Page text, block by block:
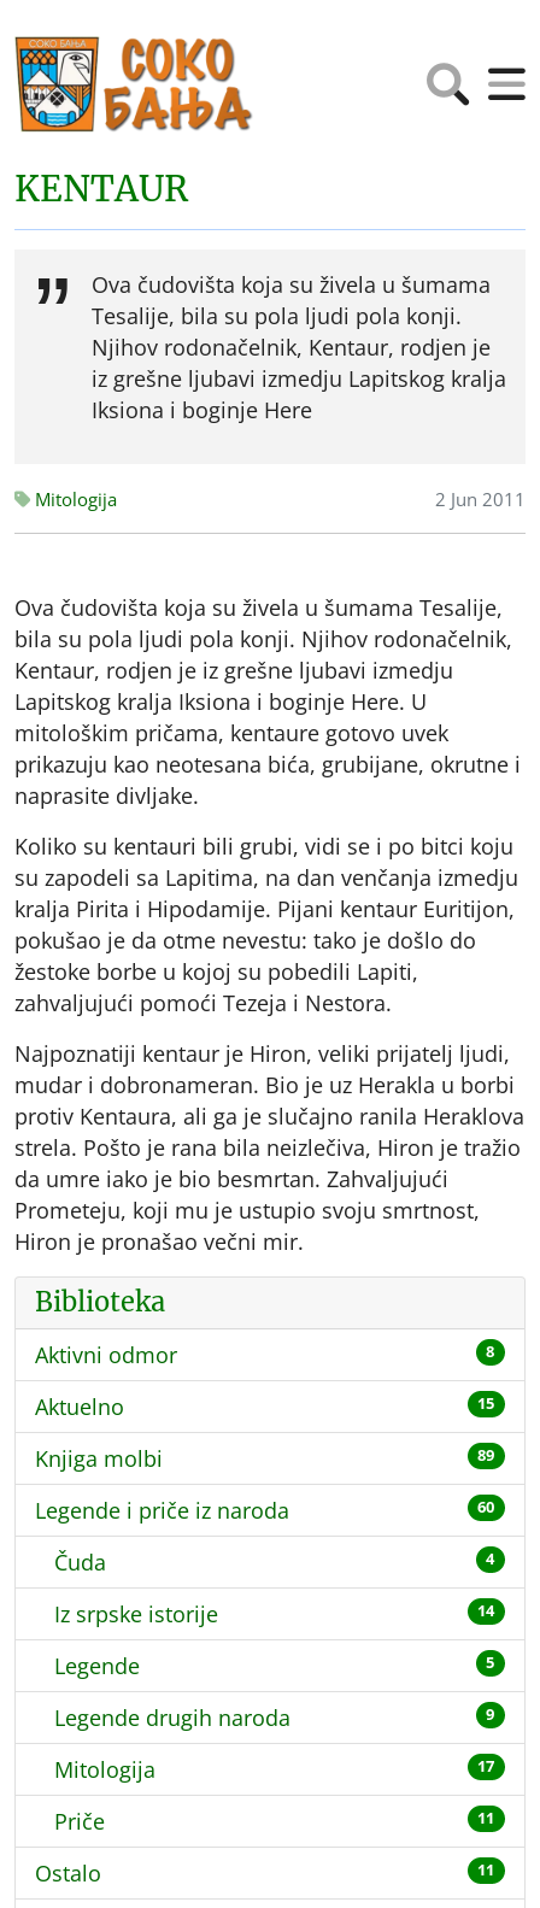
KENTAUR
Ova čudovišta koja su živela u šumama
Tesalije, bila su pola ljudi pola konji.
Njihov rodonačelnik, Kentaur, rodjen je
iz grešne ljubavi izmedju Lapitskog kralja
Iksiona i boginje Here
Mitologija 2 Jun 2011
Ova čudovišta koja su živela u šumama Tesalije,
bila su pola ljudi pola konji. Njihov rodonačelnik,
Kentaur, rodjen je iz grešne ljubavi izmedju
Lapitskog kralja Iksiona i boginje Here. U
mitološkim pričama, kentaure gotovo uvek
prikazuju kao neotesana bića, grubijane, okrutne i
naprasite divljake.
Koliko su kentauri bili grubi, vidi se i po bitci koju
su zapodeli sa Lapitima, na dan venčanja izmedju
kralja Pirita i Hipodamije. Pijani kentaur Euritijon,
pokušao je da otme nevestu: tako je došlo do
žestoke borbe u kojoj su pobedili Lapiti,
zahvaljujući pomoći Tezeja i Nestora.
Najpoznatiji kentaur je Hiron, veliki prijatelj ljudi,
mudar i dobronameran. Bio je uz Herakla u borbi
protiv Kentaura, ali ga je slučajno ranila Heraklova
strela. Pošto je rana bila neizlečiva, Hiron je tražio
da umre iako je bio besmrtan. Zahvaljujući
Prometeju, koji mu je ustupio svoju smrtnost,
Hiron je pronašao večni mir.
Biblioteka
Aktivni odmor 8
Aktuelno 15
Knjiga molbi 89
Legende i priče iz naroda 60
Čuda 4
Iz srpske istorije 14
Legende 5
Legende drugih naroda 9
Mitologija 17
Priče 11
Ostalo 11